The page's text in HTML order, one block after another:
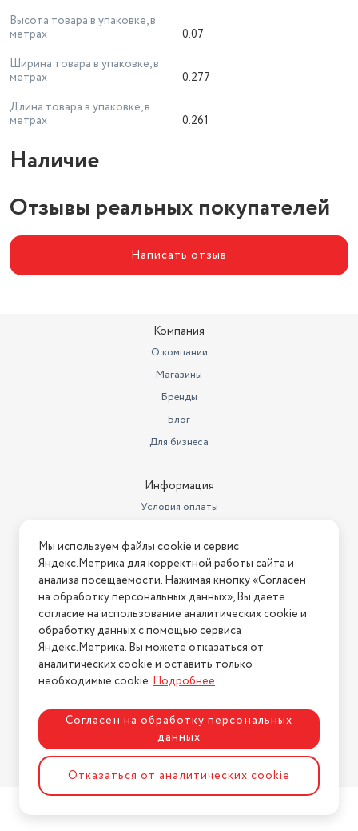
Высота товара в упаковке, в
метрах
0.07
Ширина товара в упаковке, в
метрах
0.277
Длина товара в упаковке, в
метрах
0.261
Наличие
Отзывы реальных покупателей
Написать отзыв
Компания
О компании
Магазины
Бренды
Блог
Для бизнеса
Информация
Условия оплаты
Условия возврата
Нашли ошибку на сайте? Напишите нам
2026 © Интернет-магазин "АстМаркет". У нас есть всё!
Политика конфиденциальности
Разработка сайтаASTDESIGN
Мы используем файлы cookie и сервис
Яндекс.Метрика для корректной работы сайта и
анализа посещаемости. Нажимая кнопку «Согласен
на обработку персональных данных», Вы даете
согласие на использование аналитических cookie и
обработку данных с помощью сервиса
Яндекс.Метрика. Вы можете отказаться от
аналитических cookie и оставить только
необходимые cookie.Подробнее.
Согласен на обработку персональных
данных
Отказаться от аналитических cookie